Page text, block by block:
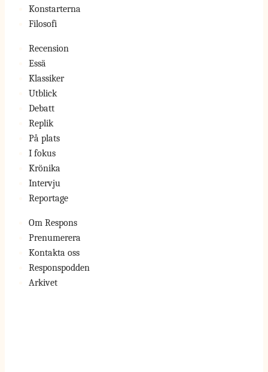
Konstarterna
Filosofi
Recension
Essä
Klassiker
Utblick
Debatt
Replik
På plats
I fokus
Krönika
Intervju
Reportage
Om Respons
Prenumerera
Kontakta oss
Responspodden
Arkivet